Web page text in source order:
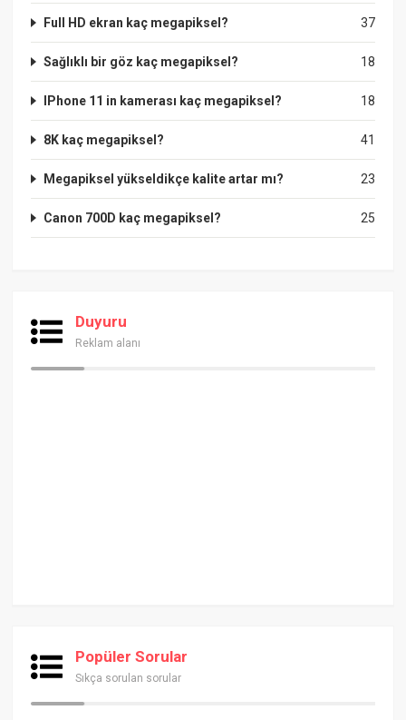
37
Full HD ekran kaç megapiksel?
18
Sağlıklı bir göz kaç megapiksel?
18
IPhone 11 in kamerası kaç megapiksel?
41
8K kaç megapiksel?
23
Megapiksel yükseldikçe kalite artar mı?
25
Canon 700D kaç megapiksel?
Duyuru
Reklam alanı
Popüler Sorular
Sıkça sorulan sorular